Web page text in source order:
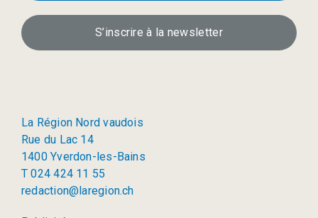
S’inscrire à la newsletter
La Région Nord vaudois
Rue du Lac 14
1400 Yverdon-les-Bains
T 024 424 11 55
redaction@laregion.ch